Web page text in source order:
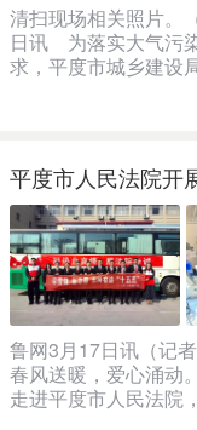
清扫现场相关照片。
日讯 为落实大气污
求，平度市城乡建设
平度市人民法院开
鲁网3月17日讯（记
春风送暖，爱心涌动
走进平度市人民法院